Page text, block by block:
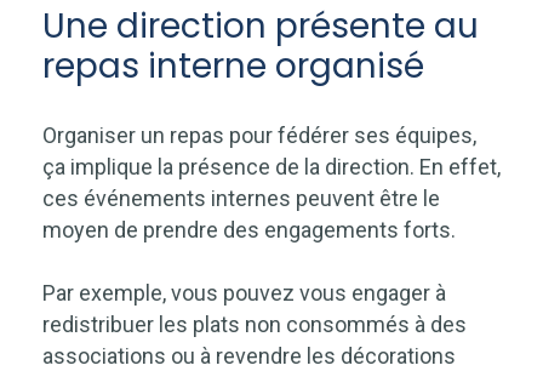
Une direction présente au
repas interne organisé
Organiser un repas pour fédérer ses équipes,
ça implique la présence de la direction. En effet,
ces événements internes peuvent être le
moyen de prendre des engagements forts.
Par exemple, vous pouvez vous engager à
redistribuer les plats non consommés à des
associations ou à revendre les décorations